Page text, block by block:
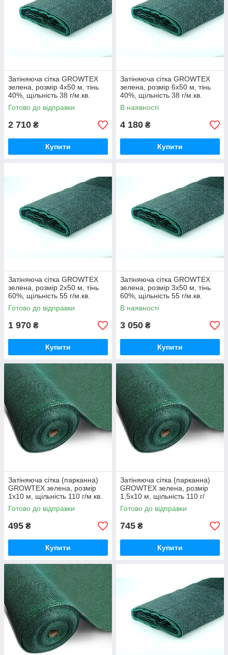
Затіняюча сітка GROWTEX
зелена, розмір 4х50 м, тінь
40%, щільність 38 г/м.кв.
Готово до відправки
2 710 ₴
Купити
Затіняюча сітка GROWTEX
зелена, розмір 6х50 м, тінь
40%, щільність 38 г/м.кв.
В наявності
4 180 ₴
Купити
Затіняюча сітка GROWTEX
зелена, розмір 2х50 м, тінь
60%, щільність 55 г/м.кв.
Готово до відправки
1 970 ₴
Купити
Затіняюча сітка GROWTEX
зелена, розмір 3х50 м, тінь
60%, щільність 55 г/м.кв.
В наявності
3 050 ₴
Купити
Затіняюча сітка (парканна)
GROWTEX зелена, розмір
1х10 м, щільність 110 г/м.кв.
Готово до відправки
495 ₴
Купити
Затіняюча сітка (парканна)
GROWTEX зелена, розмір
1,5х10 м, щільність 110 г/
м.кв.
Готово до відправки
745 ₴
Купити